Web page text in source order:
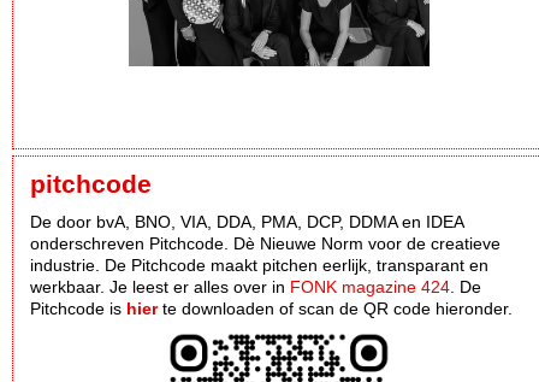
pitchcode
De door bvA, BNO, VIA, DDA, PMA, DCP, DDMA en IDEA
onderschreven Pitchcode. Dè Nieuwe Norm voor de creatieve
industrie. De Pitchcode maakt pitchen eerlijk, transparant en
werkbaar. Je leest er alles over in FONK magazine 424 . De
Pitchcode is hierte downloaden of scan de QR code hieronder.